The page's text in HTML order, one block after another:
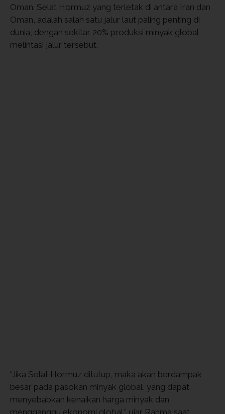
Oman. Selat Hormuz yang terletak di antara Iran dan
Oman, adalah salah satu jalur laut paling penting di
dunia, dengan sekitar 20% produksi minyak global
melintasi jalur tersebut.
“Jika Selat Hormuz ditutup, maka akan berdampak
besar pada pasokan minyak global, yang dapat
menyebabkan kenaikan harga minyak dan
mengganggu ekonomi global,” ujar Rahma saat